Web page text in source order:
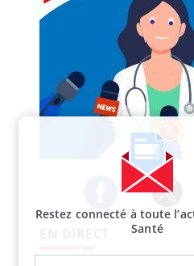
Facebook Twitter
Restez connecté à toute
Santé